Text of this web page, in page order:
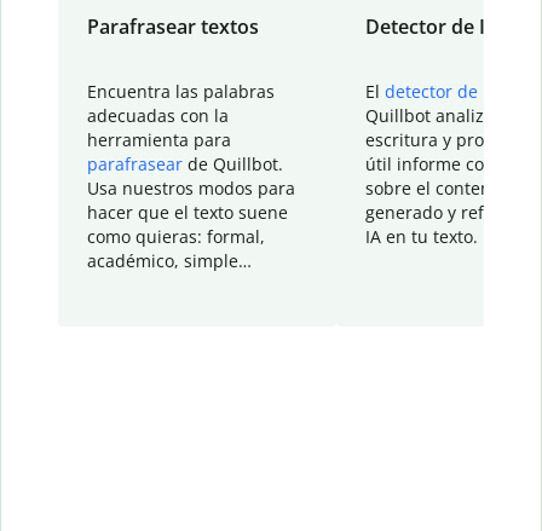
Parafrasear textos
Encuentra las palabras
adecuadas con la
herramienta para
parafrasear de Quillbot.
Usa nuestros modos para
hacer que el texto suene
como quieras: formal,
académico, simple…
Detector de IA
El detector de IA
Quillbot analiza tu
escritura y
útil informe con
sobre el contenido
generado y refinado
IA en tu texto.